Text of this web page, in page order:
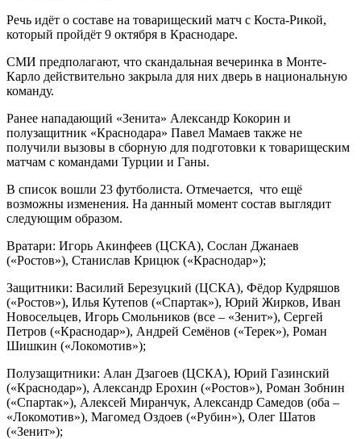
Речь идёт о составе на товарищеский матч с Коста-Рикой,
который пройдёт 9 октября в Краснодаре.
СМИ предполагают, что скандальная вечеринка в Монте-
Карло действительно закрыла для них дверь в национальную
команду.
Ранее нападающий «Зенита» Александр Кокорин и
полузащитник «Краснодара» Павел Мамаев также не
получили вызовы в сборную для подготовки к товарищеским
матчам с командами Турции и Ганы.
В список вошли 23 футболиста. Отмечается, что ещё
возможны изменения. На данный момент состав выглядит
следующим образом.
Вратари: Игорь Акинфеев (ЦСКА), Сослан Джанаев
(«Ростов»), Станислав Крицюк («Краснодар»);
Защитники: Василий Березуцкий (ЦСКА), Фёдор Кудряшов
(«Ростов»), Илья Кутепов («Спартак»), Юрий Жирков, Иван
Новосельцев, Игорь Смольников (все – «Зенит»), Сергей
Петров («Краснодар»), Андрей Семёнов («Терек»), Роман
Шишкин («Локомотив»);
Полузащитники: Алан Дзагоев (ЦСКА), Юрий Газинский
(«Краснодар»), Александр Ерохин («Ростов»), Роман Зобнин
(«Спартак»), Алексей Миранчук, Александр Самедов (оба –
«Локомотив»), Магомед Оздоев («Рубин»), Олег Шатов
(«Зенит»);